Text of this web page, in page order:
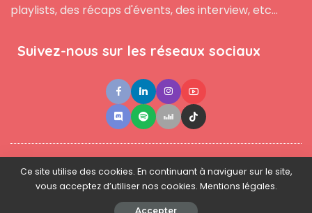
playlists, des récaps d'évents, des interview, etc...
Suivez-nous sur les réseaux sociaux
Contact ●Newsletter ● L'équipe ● Mentions légales
© 2025 - www.guettapen.com - Tous droits réservés.
Ce site utilise des cookies. En continuant à naviguer sur le site,
vous acceptez d’utiliser nos cookies. Mentions légales.
Accepter